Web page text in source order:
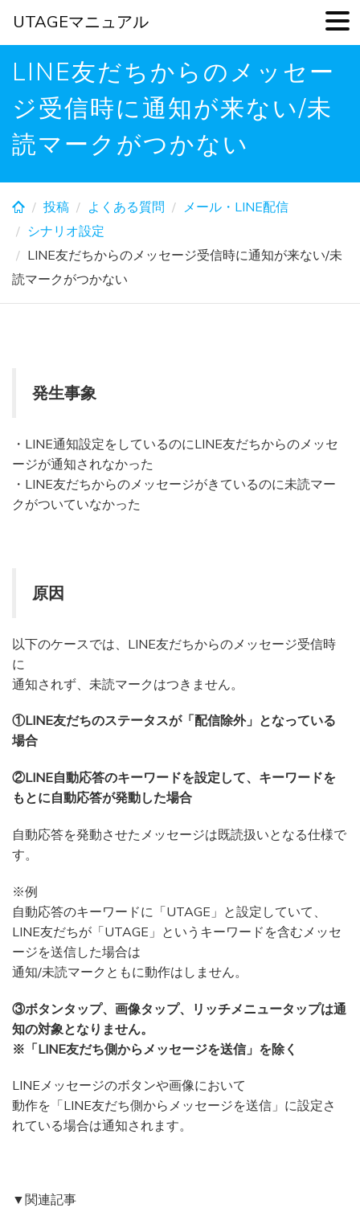
Skip
content
LINE友だちからのメッセー
ジ受信時に通知が来ない/未
読マークがつかない
投稿 よくある質問
メール・LINE配信
シナリオ設定
LINE友だちからのメッセージ受信時に通知が来ない/未
読マークがつかない
発生事象
・LINE通知設定をしているのにLINE友だちからのメッセ
ージが通知されなかった
・LINE友だちからのメッセージがきているのに未読マー
クがついていなかった
原因
以下のケースでは、LINE友だちからのメッセージ受信時
に
通知されず、未読マークはつきません。
①LINE友だちのステータスが「配信除外」となっている
場合
②LINE自動応答のキーワードを設定して、キーワードを
もとに自動応答が発動した場合
自動応答を発動させたメッセージは既読扱いとなる仕様で
す。
※例
自動応答のキーワードに「UTAGE」と設定していて、
LINE友だちが「UTAGE」というキーワードを含むメッセ
ージを送信した場合は
通知/未読マークともに動作はしません。
③ボタンタップ、画像タップ、リッチメニュータップは通
知の対象となりません。
※「LINE友だち側からメッセージを送信」を除く
LINEメッセージのボタンや画像において
動作を「LINE友だち側からメッセージを送信」に設定さ
れている場合は通知されます。
▼関連記事
UTAGEマニュアル